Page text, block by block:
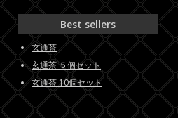
Best sellers
玄通茶
玄通茶 ５個セット
玄通茶 10個セット